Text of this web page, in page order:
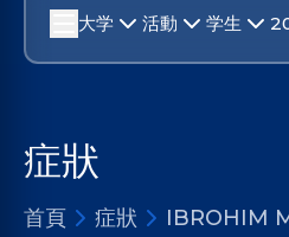
大学 活動 学生
症狀
首頁 症狀 IBROHIM